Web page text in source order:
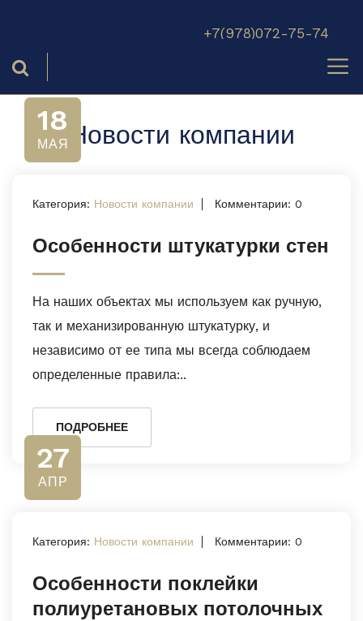
+7(978)072-75-74‬
Новости компании
18
МАЯ
Категория: Новости компании Комментарии: 0
Особенности штукатурки стен
На наших объектах мы используем как ручную,
так и механизированную штукатурку, и
независимо от ее типа мы всегда соблюдаем
определенные правила:..
ПОДРОБНЕЕ
27
АПР
Категория: Новости компании Комментарии: 0
Особенности поклейки
полиуретановых потолочных